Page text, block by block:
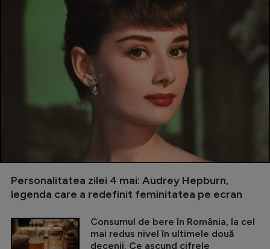
Personalitatea zilei 4 mai: Audrey Hepburn,
legenda care a redefinit feminitatea pe ecran
Consumul de bere în România, la cel
mai redus nivel în ultimele două
decenii. Ce ascund cifrele